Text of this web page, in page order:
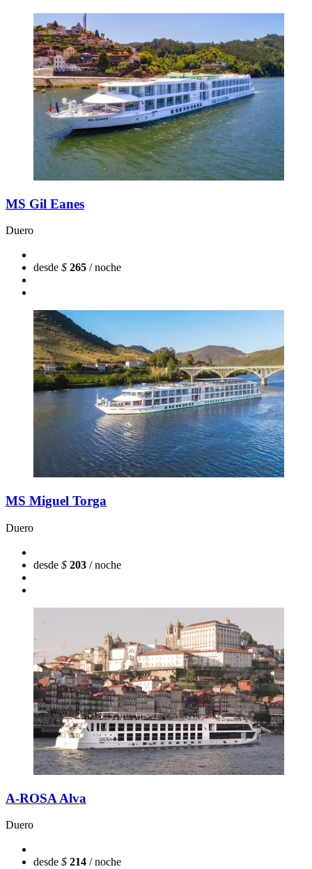
MS Gil Eanes
Duero
desde $ 265 / noche
MS Miguel Torga
Duero
desde $ 203 / noche
A-ROSA Alva
Duero
desde $ 214 / noche